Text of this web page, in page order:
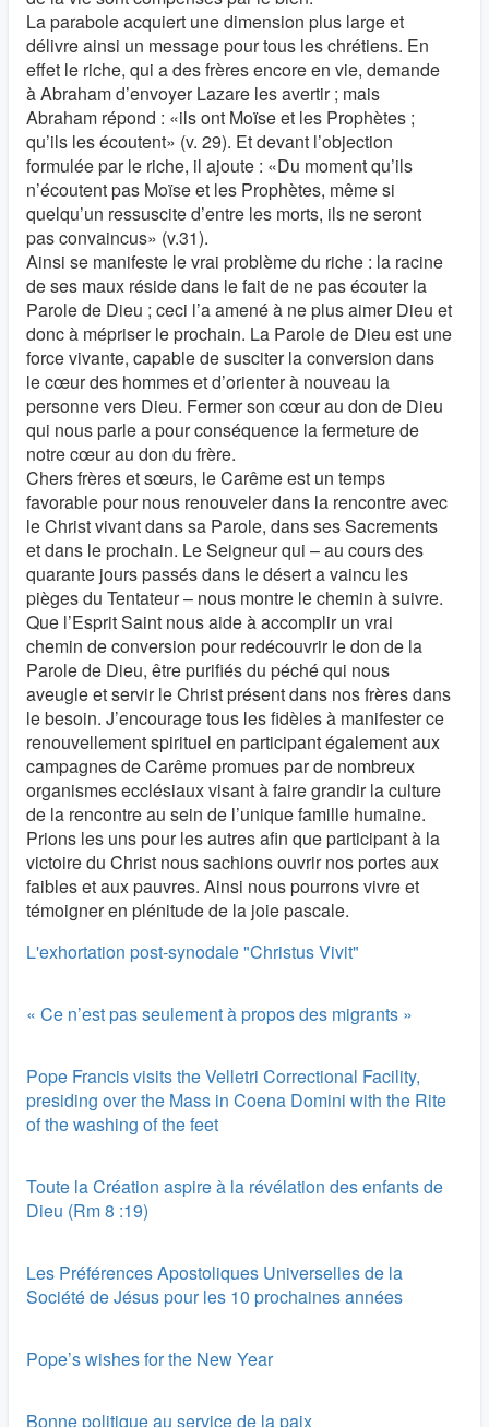
La parabole acquiert une dimension plus large et
délivre ainsi un message pour tous les chrétiens. En
effet le riche, qui a des frères encore en vie, demande
à Abraham d’envoyer Lazare les avertir ; mais
Abraham répond : «ils ont Moïse et les Prophètes ;
qu’ils les écoutent» (v. 29). Et devant l’objection
formulée par le riche, il ajoute : «Du moment qu’ils
n’écoutent pas Moïse et les Prophètes, même si
quelqu’un ressuscite d’entre les morts, ils ne seront
pas convaincus» (v.31).
Ainsi se manifeste le vrai problème du riche : la racine
de ses maux réside dans le fait de ne pas écouter la
Parole de Dieu ; ceci l’a amené à ne plus aimer Dieu et
donc à mépriser le prochain. La Parole de Dieu est une
force vivante, capable de susciter la conversion dans
le cœur des hommes et d’orienter à nouveau la
personne vers Dieu. Fermer son cœur au don de Dieu
qui nous parle a pour conséquence la fermeture de
notre cœur au don du frère.
Chers frères et sœurs, le Carême est un temps
favorable pour nous renouveler dans la rencontre avec
le Christ vivant dans sa Parole, dans ses Sacrements
et dans le prochain. Le Seigneur qui – au cours des
quarante jours passés dans le désert a vaincu les
pièges du Tentateur – nous montre le chemin à suivre.
Que l’Esprit Saint nous aide à accomplir un vrai
chemin de conversion pour redécouvrir le don de la
Parole de Dieu, être purifiés du péché qui nous
aveugle et servir le Christ présent dans nos frères dans
le besoin. J’encourage tous les fidèles à manifester ce
renouvellement spirituel en participant également aux
campagnes de Carême promues par de nombreux
organismes ecclésiaux visant à faire grandir la culture
de la rencontre au sein de l’unique famille humaine.
Prions les uns pour les autres afin que participant à la
victoire du Christ nous sachions ouvrir nos portes aux
faibles et aux pauvres. Ainsi nous pourrons vivre et
témoigner en plénitude de la joie pascale.
L'exhortation post-synodale "Christus Vivit"
« Ce n’est pas seulement à propos des migrants »
Pope Francis visits the Velletri Correctional Facility,
presiding over the Mass in Coena Domini with the Rite
of the washing of the feet
Toute la Création aspire à la révélation des enfants de
Dieu (Rm 8 :19)
Les Préférences Apostoliques Universelles de la
Société de Jésus pour les 10 prochaines années
Pope’s wishes for the New Year
Bonne politique au service de la paix